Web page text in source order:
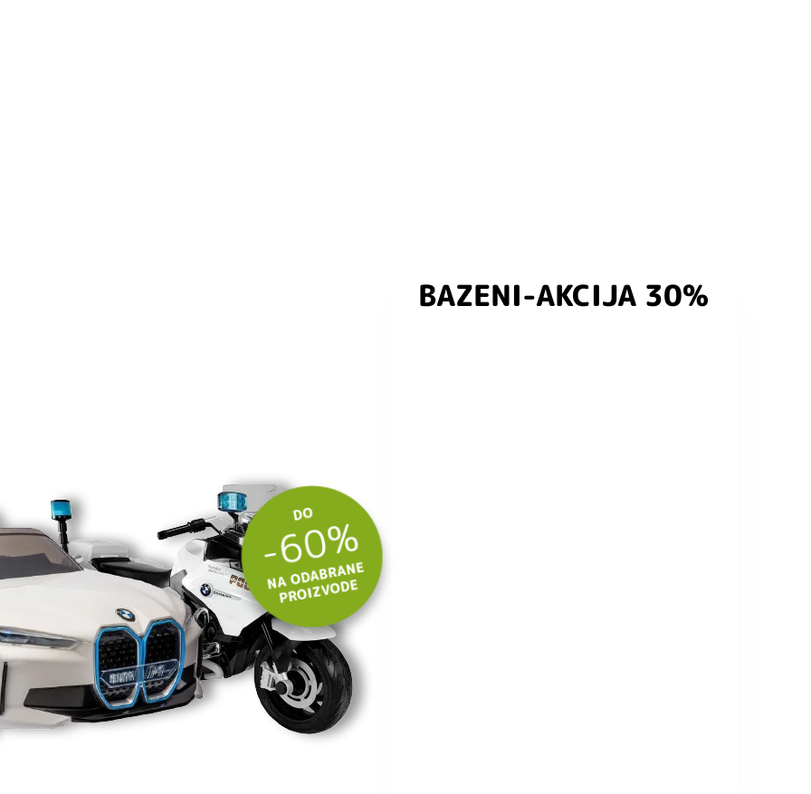
BAZENI-AKCIJA 30%